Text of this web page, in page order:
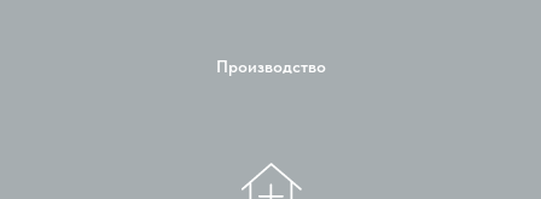
Производство